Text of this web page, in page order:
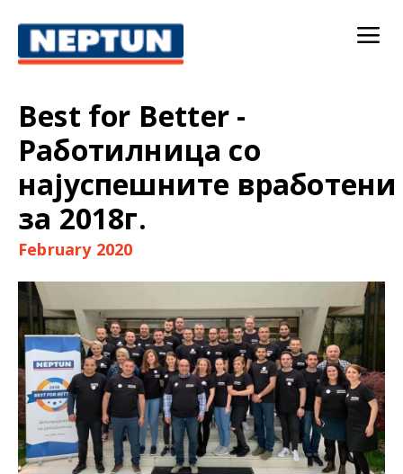
Best for Better -
Работилница со
најуспешните вработени
за 2018г.
February 2020